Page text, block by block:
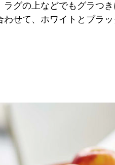
グの上などでもグラつ
せて、ホワイトとブラ